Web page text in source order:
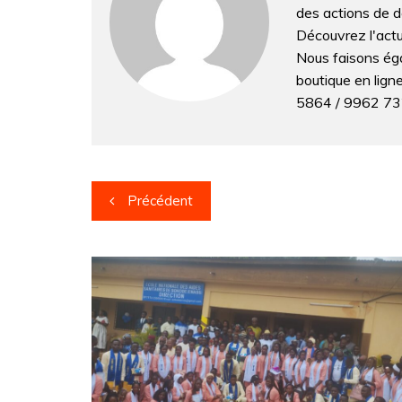
k
n
n
g
er
m
des actions de
Découvrez
Nous faisons
boutique en
5864 / 9962
Navigation
de
l’article
Précédent